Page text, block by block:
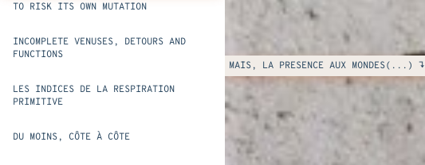
TO RISK ITS OWN MUTATION
INCOMPLETE VENUSES, DETOURS AND
FUNCTIONS
LES INDICES DE LA RESPIRATION
PRIMITIVE
DU MOINS, CÔTE À CÔTE
MAIS, LA PRESENCE AUX MONDES(...) ↴